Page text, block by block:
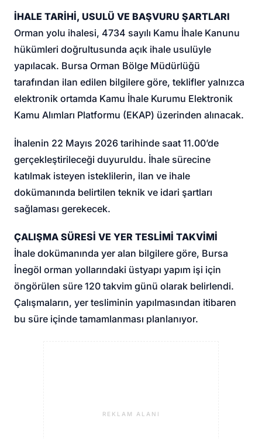
İHALE TARİHİ, USULÜ VE BAŞVURU ŞARTLARI
Orman yolu ihalesi, 4734 sayılı Kamu İhale Kanunu
hükümleri doğrultusunda açık ihale usulüyle
yapılacak. Bursa Orman Bölge Müdürlüğü
tarafından ilan edilen bilgilere göre, teklifler yalnızca
elektronik ortamda Kamu İhale Kurumu Elektronik
Kamu Alımları Platformu (EKAP) üzerinden alınacak.
İhalenin 22 Mayıs 2026 tarihinde saat 11.00’de
gerçekleştirileceği duyuruldu. İhale sürecine
katılmak isteyen isteklilerin, ilan ve ihale
dokümanında belirtilen teknik ve idari şartları
sağlaması gerekecek.
ÇALIŞMA SÜRESİ VE YER TESLİMİ TAKVİMİ
İhale dokümanında yer alan bilgilere göre, Bursa
İnegöl orman yollarındaki üstyapı yapım işi için
öngörülen süre 120 takvim günü olarak belirlendi.
Çalışmaların, yer tesliminin yapılmasından itibaren
bu süre içinde tamamlanması planlanıyor.
REKLAM ALANI